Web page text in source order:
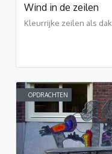
Wind in de zeilen
Kleurrijke zeilen als dak
OPDRACHTEN